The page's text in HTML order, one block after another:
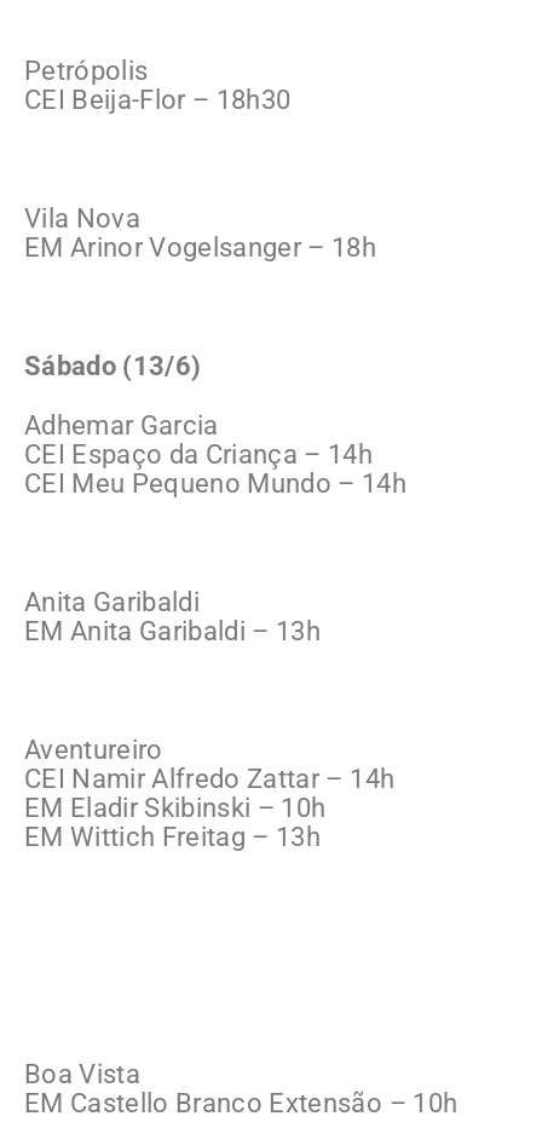
Petrópolis
CEI Beija-Flor – 18h30
Vila Nova
EM Arinor Vogelsanger – 18h
Sábado (13/6)
Adhemar Garcia
CEI Espaço da Criança – 14h
CEI Meu Pequeno Mundo – 14h
Anita Garibaldi
EM Anita Garibaldi – 13h
Aventureiro
CEI Namir Alfredo Zattar – 14h
EM Eladir Skibinski – 10h
EM Wittich Freitag – 13h
Boa Vista
EM Castello Branco Extensão – 10h